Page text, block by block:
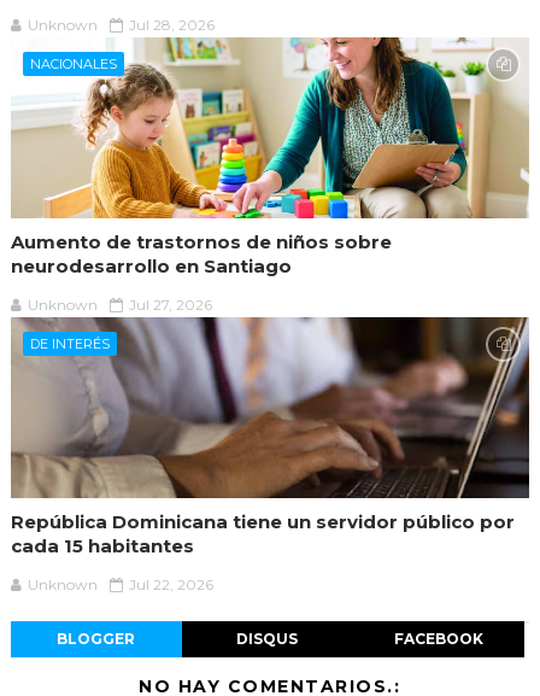
Unknown Jul 28, 2026
NACIONALES
Aumento de trastornos de niños sobre
neurodesarrollo en Santiago
Unknown Jul 27, 2026
DE INTERÉS
República Dominicana tiene un servidor público por
cada 15 habitantes
Unknown Jul 22, 2026
BLOGGER DISQUS FACEBOOK
NO HAY COMENTARIOS.: